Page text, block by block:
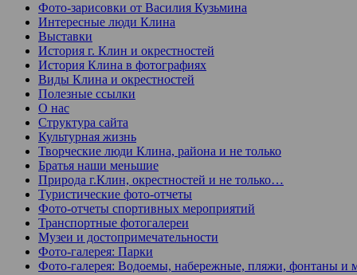
Фото-зарисовки от Василия Кузьмина
Интересные люди Клина
Выставки
История г. Клин и окрестностей
История Клина в фотографиях
Виды Клина и окрестностей
Полезные ссылки
О нас
Структура сайта
Культурная жизнь
Творческие люди Клина, района и не только
Братья наши меньшие
Природа г.Клин, окрестностей и не только…
Туристические фото-отчеты
Фото-отчеты спортивных мероприятий
Транспортные фотогалереи
Музеи и достопримечательности
Фото-галерея: Парки
Фото-галерея: Водоемы, набережные, пляжи, фонтаны и